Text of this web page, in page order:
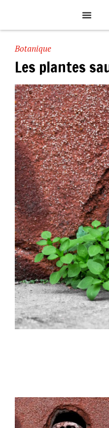
Botanique
Les plantes